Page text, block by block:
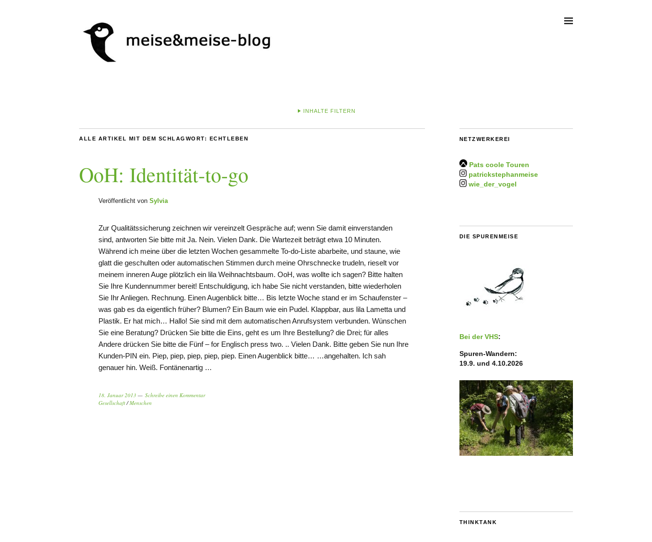
INHALTE FILTERN
ALLE ARTIKEL MIT DEM SCHLAGWORT: ECHTLEBEN
OoH: Identität-to-go
Veröffentlicht von Sylvia
Zur Qualitätssicherung zeichnen wir vereinzelt Gespräche auf; wenn Sie damit einverstanden
sind, antworten Sie bitte mit Ja. Nein. Vielen Dank. Die Wartezeit beträgt etwa 10 Minuten.
Während ich meine über die letzten Wochen gesammelte To-do-Liste abarbeite, und staune, wie
glatt die geschulten oder automatischen Stimmen durch meine Ohrschnecke trudeln, rieselt vor
meinem inneren Auge plötzlich ein lila Weihnachtsbaum. OoH, was wollte ich sagen? Bitte halten
Sie Ihre Kundennummer bereit! Entschuldigung, ich habe Sie nicht verstanden, bitte wiederholen
Sie Ihr Anliegen. Rechnung. Einen Augenblick bitte… Bis letzte Woche stand er im Schaufenster –
was gab es da eigentlich früher? Blumen? Ein Baum wie ein Pudel. Klappbar, aus lila Lametta und
Plastik. Er hat mich… Hallo! Sie sind mit dem automatischen Anrufsystem verbunden. Wünschen
Sie eine Beratung? Drücken Sie bitte die Eins, geht es um Ihre Bestellung? die Drei; für alles
Andere drücken Sie bitte die Fünf – for Englisch press two. .. Vielen Dank. Bitte geben Sie nun Ihre
Kunden-PIN ein. Piep, piep, piep, piep, piep. Einen Augenblick bitte… …angehalten. Ich sah
genauer hin. Weiß. Fontänenartig …
18. Januar 2013
Schreibe einen Kommentar
Gesellschaft/Menschen
NETZWERKEREI
Pats coole Touren
patrickstephanmeise
wie_der_vogel
DIE SPURENMEISE
Bei der VHS:
Spuren-Wandern:
19.9. und 4.10.2026
THINKTANK